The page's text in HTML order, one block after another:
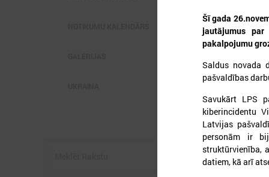
Šī gada
jautājumus par
pakalpojumu
Saldus novada
pašvaldības
Savukārt LPS
kiberincidentu
Latvijas
personām ir
struktūrvienība,
datiem, kā arī